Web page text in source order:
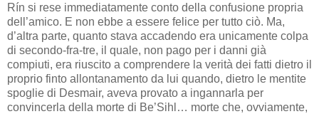
Rín si rese immediatamente conto della confusione propria
dell’amico. E non ebbe a essere felice per tutto ciò. Ma,
d’altra parte, quanto stava accadendo era unicamente colpa
di secondo-fra-tre, il quale, non pago per i danni già
compiuti, era riuscito a comprendere la verità dei fatti dietro il
proprio finto allontanamento da lui quando, dietro le mentite
spoglie di Desmair, aveva provato a ingannarla per
convincerla della morte di Be’Sihl… morte che, ovviamente,